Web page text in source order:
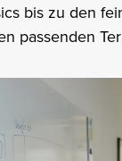
bis zu den
passenden